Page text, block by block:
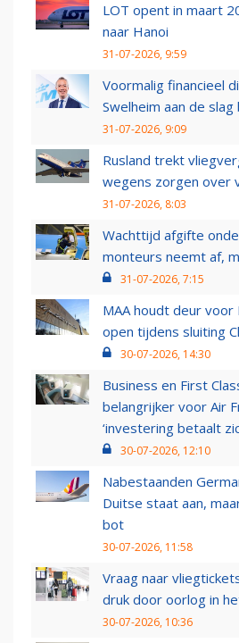
LOT opent in maart
naar Hanoi
31-07-2026, 9:59
Voormalig financieel
Swelheim aan de slag
31-07-2026, 9:09
Rusland trekt
wegens zorgen over
31-07-2026, 8:03
Wachttijd afgifte
monteurs neemt af,
31-07-2026, 7:15
MAA houdt deur voor
open tijdens sluiting
30-07-2026, 14:30
Business en First
belangrijker voor Air
‘investering betaalt
30-07-2026, 12:10
Nabestaanden
Duitse staat aan,
bot
30-07-2026, 11:58
Vraag naar
druk door oorlog in
30-07-2026, 10:36